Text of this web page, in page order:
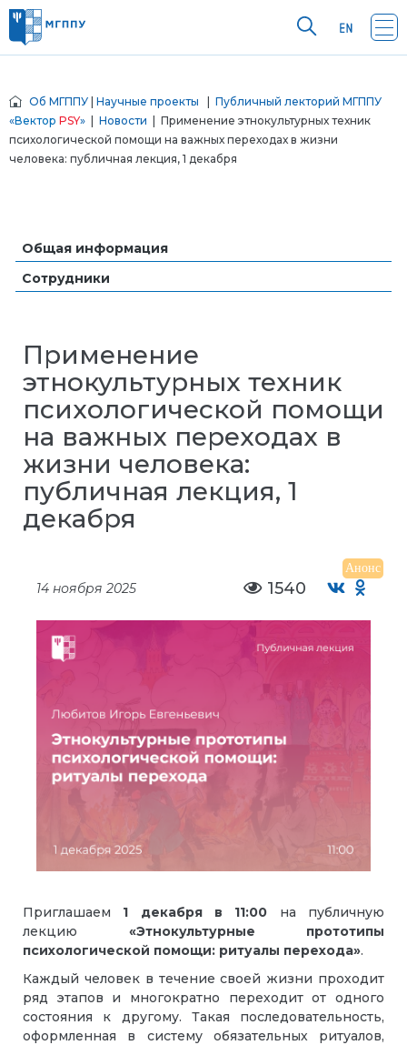
Об МГППУ Научные проекты
Публичный лекторий МГППУ
«Вектор PSY» Новости | Применение этнокультурных техник
психологической помощи на важных переходах в жизни
человека: публичная лекция, 1 декабря
Общая информация
Сотрудники
Применение
этнокультурных техник
психологической помощи
на важных переходах в
жизни человека:
публичная лекция, 1
декабря
Анонс
14 ноября 2025 1540
Приглашаем 1 декабря в 11:00 на публичную
лекцию «Этнокультурные прототипы
психологической помощи: ритуалы перехода».
Каждый человек в течение своей жизни проходит
ряд этапов и многократно переходит от одного
состояния к другому. Такая последовательность,
оформленная в систему обязательных ритуалов,